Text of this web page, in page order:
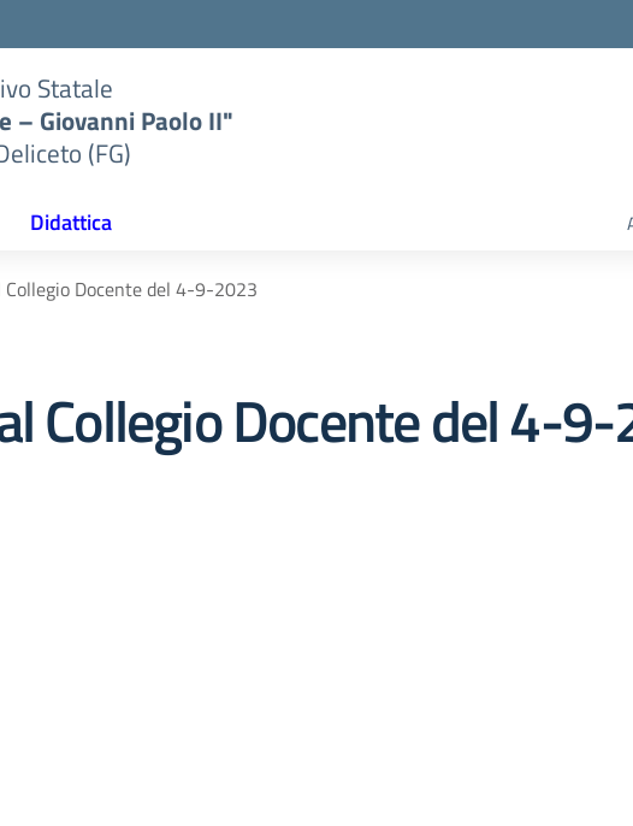
Statale
– Giovanni Paolo II"
(FG)
Didattica
Docente del 4-9-2023
Collegio Docente del 4-